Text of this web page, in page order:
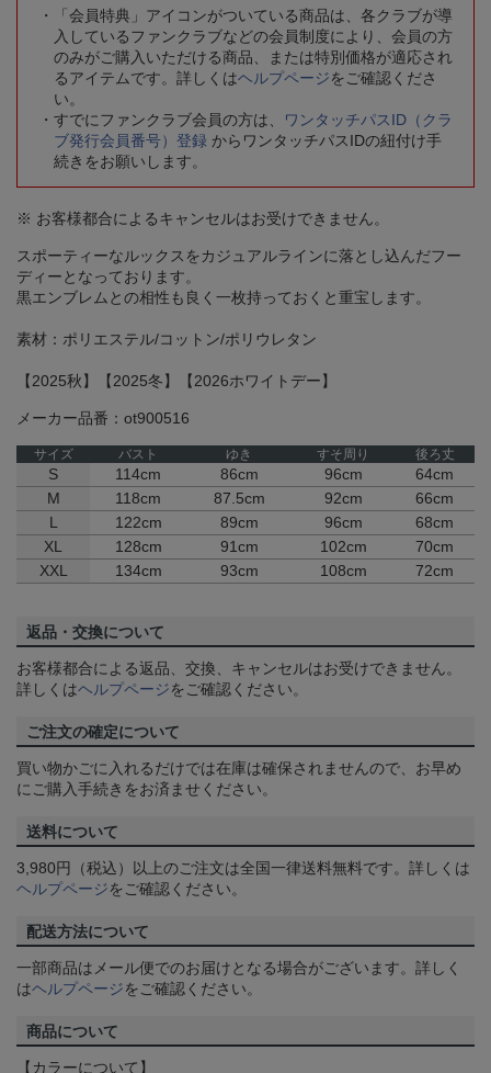
「会員特典」アイコンがついている商品は、各クラブが導
入しているファンクラブなどの会員制度により、会員の方
のみがご購入いただける商品、または特別価格が適応され
るアイテムです。詳しくはヘルプページをご確認くださ
い。
すでにファンクラブ会員の方は、
ワンタッチパスID（クラ
ブ発行会員番号）登録 からワンタッチパスIDの紐付け手
続きをお願いします。
※ お客様都合によるキャンセルはお受けできません。
スポーティーなルックスをカジュアルラインに落とし込んだフー
ディーとなっております。
黒エンブレムとの相性も良く一枚持っておくと重宝します。
素材：ポリエステル/コットン/ポリウレタン
【2025秋】【2025冬】【2026ホワイトデー】
メーカー品番：ot900516
サイズ バスト ゆき すそ周り 後ろ丈
S 114cm 86cm 96cm
64cm
M
118cm 87.5cm 92cm
66cm
L
122cm 89cm 96cm
68cm
XL
128cm 91cm 102cm
70cm
XXL
134cm 93cm 108cm 72cm
返品・交換について
お客様都合による返品、交換、キャンセルはお受けできません。
詳しくはヘルプページをご確認ください。
ご注文の確定について
買い物かごに入れるだけでは在庫は確保されませんので、お早め
にご購入手続きをお済ませください。
送料について
3,980円（税込）以上のご注文は全国一律送料無料です。詳しくは
ヘルプページをご確認ください。
配送方法について
一部商品はメール便でのお届けとなる場合がございます。詳しく
はヘルプページをご確認ください。
商品について
【カラーについて】